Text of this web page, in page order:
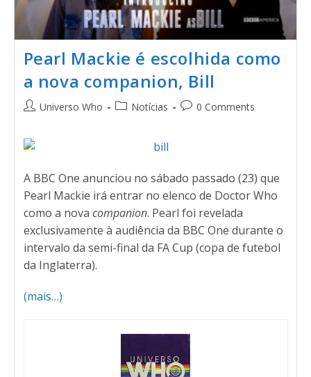
Pearl Mackie é escolhida como
a nova companion, Bill
Universo Who Notícias 0 Comments
A BBC One anunciou no sábado passado (23) que
Pearl Mackie irá entrar no elenco de Doctor Who
como a nova companion. Pearl foi revelada
exclusivamente à audiência da BBC One durante o
intervalo da semi-final da FA Cup (copa de futebol
da Inglaterra).
(mais…)